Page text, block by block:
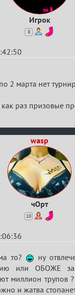
Игрок
8
2 марта нет
раз призовые
wasp
чОрт
10
то?
ну
или ОБОЖЕ
миллион трупов
и жатва